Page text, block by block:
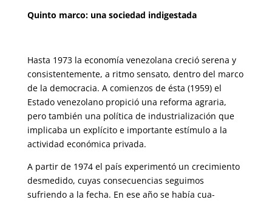
Quinto marco: una sociedad indigestada
Hasta 1973 la economía venezolana creció serena y
consistentemente, a ritmo sensato, dentro del marco
de la democracia. A comienzos de ésta (1959) el
Estado venezolano propició una reforma agraria,
pero también una política de industrialización que
implicaba un explícito e importante estímulo a la
actividad económica privada.
A partir de 1974 el país experimentó un crecimiento
desmedido, cuyas consecuencias seguimos
sufriendo a la fecha. En ese año se había cua­